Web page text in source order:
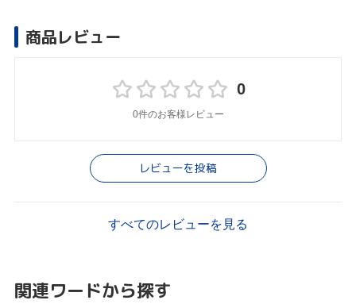
商品レビュー
0
0件のお客様レビュー
レビューを投稿
すべてのレビューを見る
関連ワードから探す